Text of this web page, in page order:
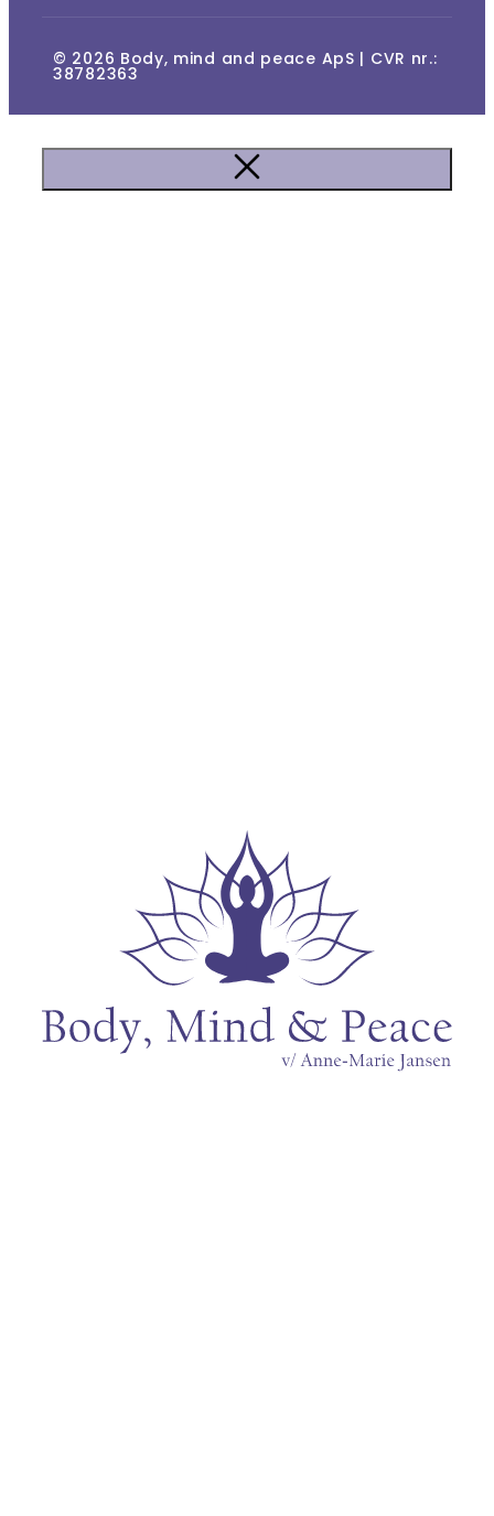
© 2026 Body, mind and peace ApS | CVR nr.:
38782363